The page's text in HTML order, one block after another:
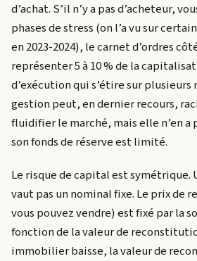
d’achat. S’il n’y a pas d’acheteur,
phases de stress (on l’a vu sur
en 2023-2024), le carnet d’ordres
représenter 5 à 10 % de la
d’exécution qui s’étire sur plusieurs
gestion peut, en dernier recours,
fluidifier le marché, mais elle n’en a
son fonds de réserve est limité.
Le risque de capital est symétrique.
vaut pas un nominal fixe. Le prix de
vous pouvez vendre) est fixé par la
fonction de la valeur de
immobilier baisse, la valeur de